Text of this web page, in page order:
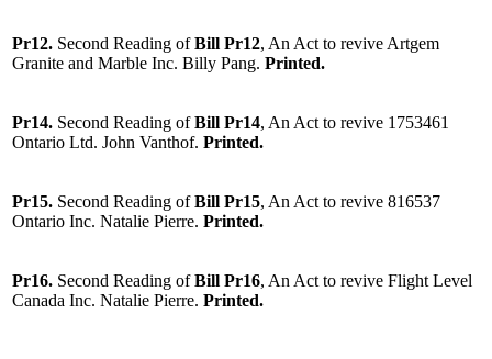
Pr12. Second Reading ofBill Pr12, An Act to revive Artgem
Granite and Marble Inc. Billy Pang. Printed.
Pr14. Second Reading ofBill Pr14, An Act to revive 1753461
Ontario Ltd. John Vanthof. Printed.
Pr15. Second Reading ofBill Pr15, An Act to revive 816537
Ontario Inc. Natalie Pierre. Printed.
Pr16. Second Reading ofBill Pr16, An Act to revive Flight Level
Canada Inc. Natalie Pierre. Printed.